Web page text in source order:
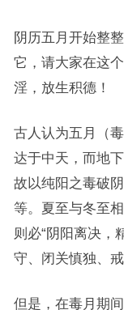
阴历五月开始整
它，请大家在这
淫，放生积德！
古人认为五月（
达于中天，而地
故以纯阳之毒破
等。夏至与冬至
则必“阴阳离决，
守、闭关慎独、戒
但是，在毒月期